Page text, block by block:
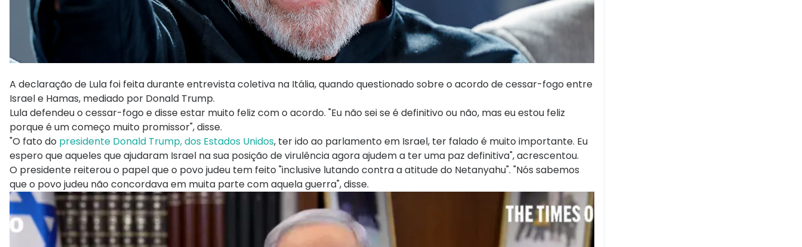
A declaração de Lula foi feita durante entrevista coletiva na Itália, quando questionado sobre o acordo de cessar-fogo entre
Israel e Hamas, mediado por Donald Trump.
Lula defendeu o cessar-fogo e disse estar muito feliz com o acordo. "Eu não sei se é definitivo ou não, mas eu estou feliz
porque é um começo muito promissor", disse.
"O fato do presidente Donald Trump, dos Estados Unidos, ter ido ao parlamento em Israel, ter falado é muito importante. Eu
espero que aqueles que ajudaram Israel na sua posição de virulência agora ajudem a ter uma paz definitiva", acrescentou.
O presidente reiterou o papel que o povo judeu tem feito "inclusive lutando contra a atitude do Netanyahu". "Nós sabemos
que o povo judeu não concordava em muita parte com aquela guerra", disse.